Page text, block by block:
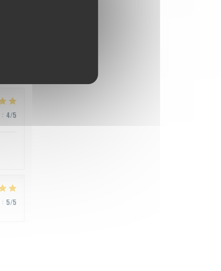
: 4/5
: 5/5